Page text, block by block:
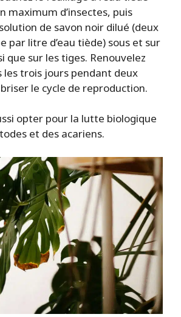
maximum d’insectes, puis
de savon noir dilué (deux
par litre d’eau tiède) sous et sur
que sur les tiges. Renouvelez
les trois jours pendant deux
le cycle de reproduction.
opter pour la lutte biologique
et des acariens.